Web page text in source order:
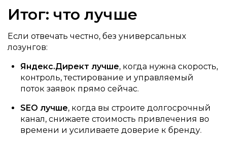
Итог: что лучше
Если отвечать честно, без универсальных
лозунгов:
Яндекс.Директ лучше, когда нужна скорость,
контроль, тестирование и управляемый
поток заявок прямо сейчас.
SEO лучше, когда вы строите долгосрочный
канал, снижаете стоимость привлечения во
времени и усиливаете доверие к бренду.